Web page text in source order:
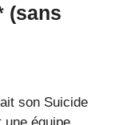
(sans
son Suicide